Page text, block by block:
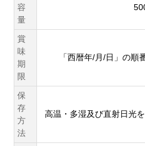
容
量
賞
味
期
限
「西暦年/月/日」の順
保
存
方
法
高温・多湿及び直射日光